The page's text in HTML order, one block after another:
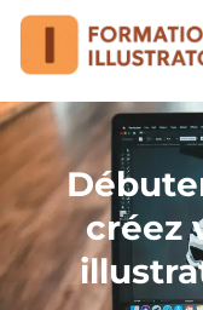
créez